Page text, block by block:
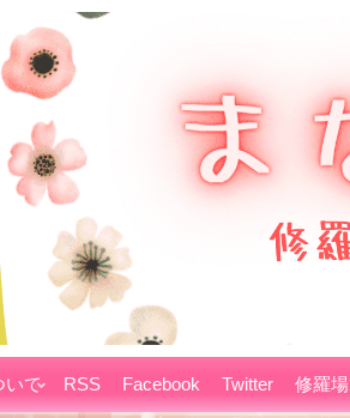
いて RSS Facebook Twitter 修羅